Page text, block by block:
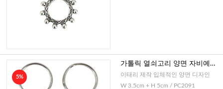
5%
가톨릭 열쇠고리 양면 자비예수
님+기적의성모(이태리)
이태리 제작 입체적인 양면 디자인
W 3.5cm + H 5cm / PC2091